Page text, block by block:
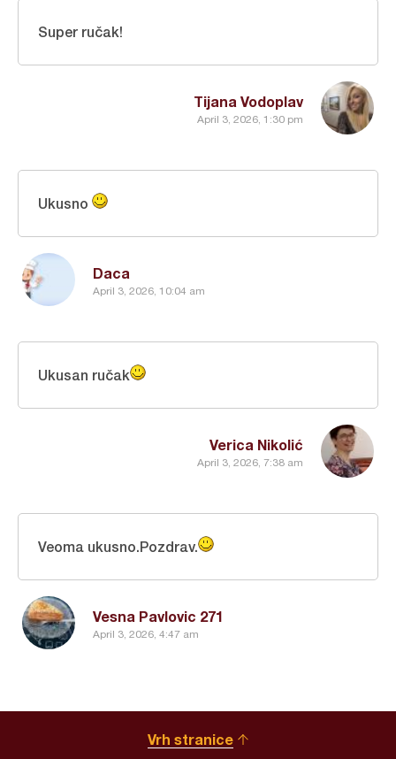
Tijana Vodoplav
April 3, 2026, 1:30 pm
Super ručak!
Daca
April 3, 2026, 10:04 am
Ukusno
Verica Nikolić
April 3, 2026, 7:38 am
Ukusan ručak
Vesna Pavlovic 271
April 3, 2026, 4:47 am
Veoma ukusno.Pozdrav.
Vrh stranice